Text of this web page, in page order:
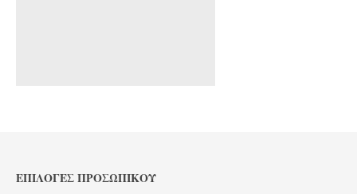
ΕΠΙΛΟΓΈΣ ΠΡΟΣΩΠΙΚΟΎ